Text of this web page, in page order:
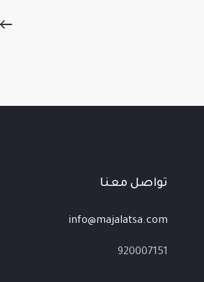
تواصل معنا
info@majalatsa.com
920007151